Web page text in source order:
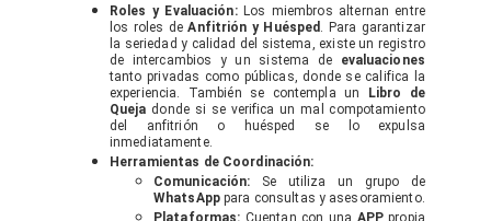
Roles y Evaluación:Los miembros alternan entre
los roles deAnfitrión y Huésped . Para garantizar
la seriedad y calidad del sistema, existe un registro
de intercambios y un sistema de
evaluaciones
tanto privadas como públicas, donde se califica la
experiencia. También se contempla un
Libro de
Queja donde si se verifica un mal compotamiento
del anfitrión o huésped se lo expulsa
inmediatamente.
Herramientas de Coordinación:
Comunicación: Se utiliza un grupo de
WhatsApppara consultas y asesoramiento.
Plataformas: Cuentan con una APPpropia